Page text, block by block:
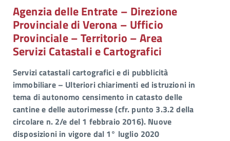
Agenzia delle Entrate – Direzione
Provinciale di Verona – Ufficio
Provinciale – Territorio – Area
Servizi Catastali e Cartografici
Servizi catastali cartografici e di pubblicità
immobiliare – Ulteriori chiarimenti ed istruzioni in
tema di autonomo censimento in catasto delle
cantine e delle autorimesse (cfr. punto 3.3.2 della
circolare n. 2/e del 1 febbraio 2016). Nuove
disposizioni in vigore dal 1° luglio 2020